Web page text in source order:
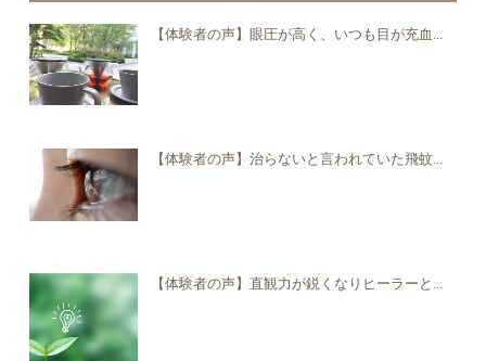
【体験者の声】眼圧が高く、いつも目が充血...
【体験者の声】治らないと言われていた飛蚊...
【体験者の声】直観力が鋭くなりヒーラーと...